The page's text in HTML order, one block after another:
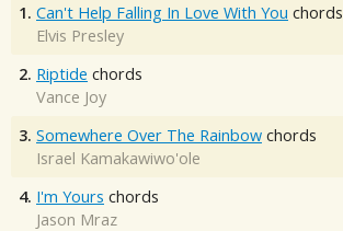
1. Can't Help Falling In Love With You chords
Elvis Presley
2. Riptide chords
Vance Joy
3. Somewhere Over The Rainbow chords
Israel Kamakawiwo'ole
4. I'm Yours chords
Jason Mraz